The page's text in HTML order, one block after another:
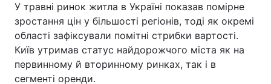
У травні ринок житла в Україні показав помірне
зростання цін у більшості регіонів, тоді як окремі
області зафіксували помітні стрибки вартості.
Київ утримав статус найдорожчого міста як на
первинному й вторинному ринках, так і в
сегменті оренди.